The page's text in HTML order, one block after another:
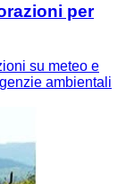
per
su meteo e
ambientali